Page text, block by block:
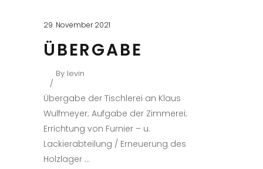
29. November 2021
ÜBERGABE
By levin
Übergabe der Tischlerei an Klaus
Wulfmeyer; Aufgabe der Zimmerei;
Errichtung von Furnier – u.
Lackierabteilung / Erneuerung des
Holzlager